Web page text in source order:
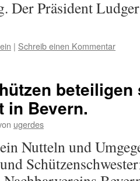
Der Präsident
| Schreib einen Kommentar
beteiligen
in Bevern.
ugerdes
Nutteln und